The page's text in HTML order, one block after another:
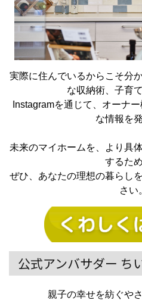
実際に住んでいるからこそ分
な収納術、子育
Instagramを通じて、オーナ
な情報を
未来のマイホームを、より具
するため
ぜひ、あなたの理想の暮らし
さい
公式アンバサダー ち
親子の幸せを紡ぐや